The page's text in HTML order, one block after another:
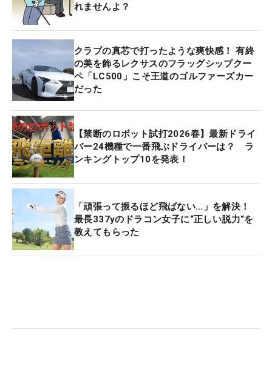
れませんよ？
クラブの真芯で打ったような爽快感！ 有終
の美を飾るレクサスのフラッグシップクー
ペ「LC500」こそ王道のゴルファーズカー
だった
【禁断のロボット試打2026春】最新ドライ
バー24機種で一番飛ぶドライバーは？ ラ
ンキングトップ10を発表！
「頑張って振るほど飛ばない…」を解決！
最長337yのドラコン女子に“正しい脱力“を
教えてもらった